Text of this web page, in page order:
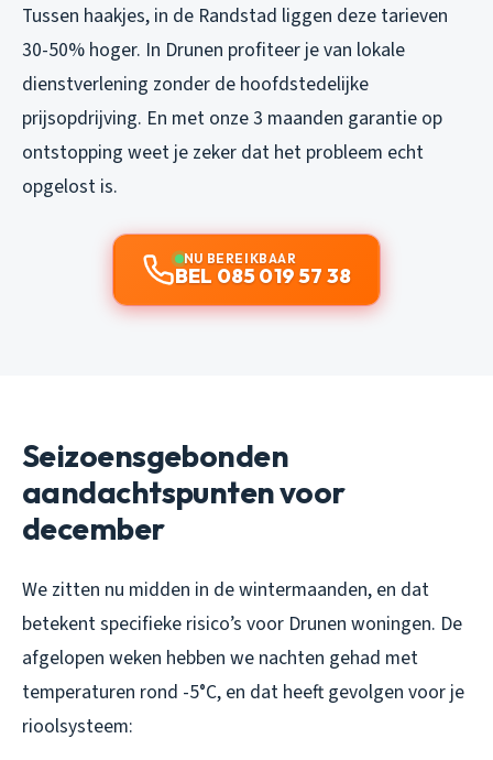
Tussen haakjes, in de Randstad liggen deze tarieven
30-50% hoger. In Drunen profiteer je van lokale
dienstverlening zonder de hoofdstedelijke
prijsopdrijving. En met onze 3 maanden garantie op
ontstopping weet je zeker dat het probleem echt
opgelost is.
NU BEREIKBAAR
BEL 085 019 57 38
Seizoensgebonden
aandachtspunten voor
december
We zitten nu midden in de wintermaanden, en dat
betekent specifieke risico’s voor Drunen woningen. De
afgelopen weken hebben we nachten gehad met
temperaturen rond -5°C, en dat heeft gevolgen voor je
rioolsysteem: